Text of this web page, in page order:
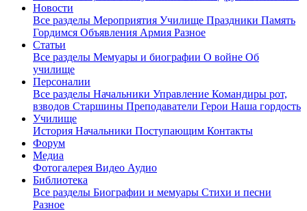
Новости
Все разделы Мероприятия Училище Праздники Память
Гордимся Объявления Армия Разное
Статьи
Все разделы Мемуары и биографии О войне Об
училище
Персоналии
Все разделы Начальники Управление Командиры рот,
взводов Старшины Преподаватели Герои Наша гордость
Училище
История Начальники Поступающим Контакты
Форум
Медиа
Фотогалерея Видео Аудио
Библиотека
Все разделы Биографии и мемуары Стихи и песни
Разное